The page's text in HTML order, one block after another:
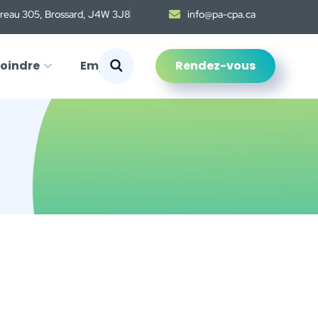
305, Brossard, J4W 3J8 info@pa-cpa.ca
Emploi Rendez-vous